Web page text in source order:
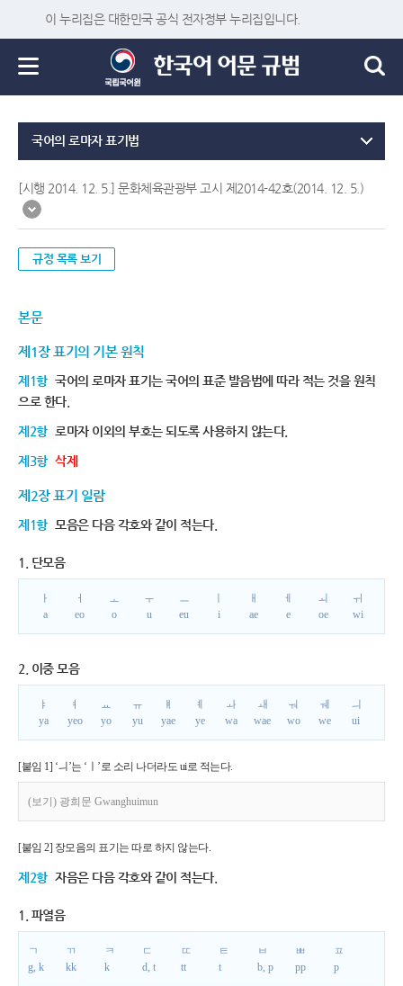
이 누리집은 대한민국 공식 전자정부 누리집입니다.
국어의 로마자 표기법
[시행 2014. 12. 5.] 문화체육관광부 고시 제2014-42호(2014. 12. 5.)
규정 목록 보기
본문
제1장 표기의 기본 원칙
제1항 국어의 로마자 표기는 국어의 표준 발음법에 따라 적는 것을 원칙
으로 한다.
제2항 로마자 이외의 부호는 되도록 사용하지 않는다.
제3항 삭제
제2장 표기 일람
제1항 모음은 다음 각호와 같이 적는다.
1. 단모음
ㅏ
a
ㅓ
eo
ㅗ
o
ㅜ
u
ㅡ
eu
i
ㅐ
ae
ㅔ
e
ㅚ
oe
ㅟ
wi
2. 이중 모음
ㅑ
ya
ㅕ
yeo
ㅛ
yo
ㅠ
yu
ㅒ
yae
ㅖ
ye
ㅘ
wa
ㅙ
wae
ㅝ
wo
ㅞ
we
ㅢ
ui
[붙임 1] ‘ㅢ’는 ‘ㅣ’로 소리 나더라도 ui로 적는다.
(보기) 광희문 Gwanghuimun
[붙임 2] 장모음의 표기는 따로 하지 않는다.
제2항 자음은 다음 각호와 같이 적는다.
1. 파열음
ㄱ
g, k
ㄲ
kk
ㅋ
k
ㄷ
d, t
ㄸ
tt
ㅌ
t
ㅂ
b, p
ㅃ
pp
ㅍ
p